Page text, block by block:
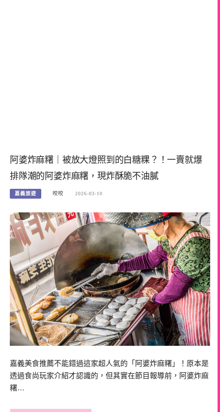
阿婆炸麻糬｜被放大燈照到的白糖粿？！一賣就爆
排隊潮的阿婆炸麻糬，現炸酥脆不油膩
嘉義旅遊 咬咬 2026-03-10
嘉義美食推薦不能錯過這家超人氣的「阿婆炸麻糬」！原本是
透過食尚玩家介紹才認識的，但其實在節目報導前，阿婆炸麻
糬…